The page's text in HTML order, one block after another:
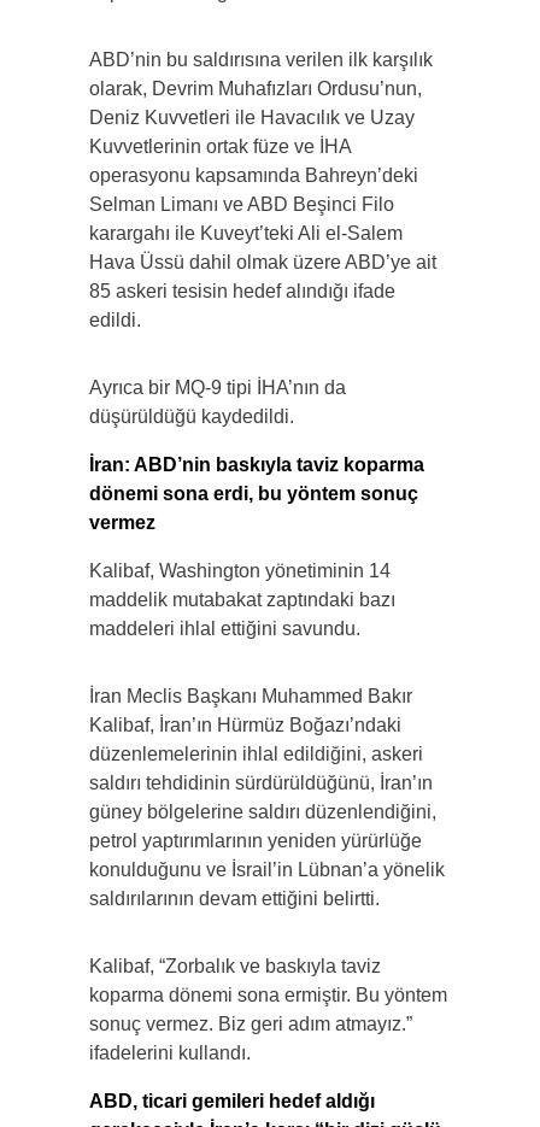
ABD’nin bu saldırısına verilen ilk karşılık
olarak, Devrim Muhafızları Ordusu’nun,
Deniz Kuvvetleri ile Havacılık ve Uzay
Kuvvetlerinin ortak füze ve İHA
operasyonu kapsamında Bahreyn’deki
Selman Limanı ve ABD Beşinci Filo
karargahı ile Kuveyt’teki Ali el-Salem
Hava Üssü dahil olmak üzere ABD’ye ait
85 askeri tesisin hedef alındığı ifade
edildi.
Ayrıca bir MQ-9 tipi İHA’nın da
düşürüldüğü kaydedildi.
İran: ABD’nin baskıyla taviz koparma
dönemi sona erdi, bu yöntem sonuç
vermez
Kalibaf, Washington yönetiminin 14
maddelik mutabakat zaptındaki bazı
maddeleri ihlal ettiğini savundu.
İran Meclis Başkanı Muhammed Bakır
Kalibaf, İran’ın Hürmüz Boğazı’ndaki
düzenlemelerinin ihlal edildiğini, askeri
saldırı tehdidinin sürdürüldüğünü, İran’ın
güney bölgelerine saldırı düzenlendiğini,
petrol yaptırımlarının yeniden yürürlüğe
konulduğunu ve İsrail’in Lübnan’a yönelik
saldırılarının devam ettiğini belirtti.
Kalibaf, “Zorbalık ve baskıyla taviz
koparma dönemi sona ermiştir. Bu yöntem
sonuç vermez. Biz geri adım atmayız.”
ifadelerini kullandı.
ABD, ticari gemileri hedef aldığı